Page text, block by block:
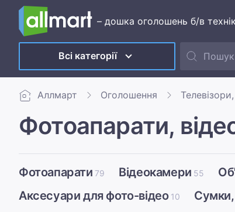
– дошка оголошень б/в
Всі категорії
Аллмарт Оголошення
Фотоапарати,
Фотоапарати 79 Відеокамери 55
Аксесуари для фото-відео 10 Сумки,